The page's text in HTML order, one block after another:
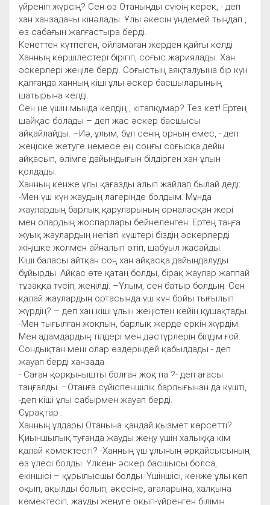
үйреніп жүрсің? Сен өз Отаныңды сүюің керек, - деп
хан ханзаданы кінәлады. Ұлы әкесін үндемей тыңдап ,
өз сабағын жалғастыра берді.
Кенеттен күтпеген, ойламаған жерден қайғы келді
Ханның көршілестері бірігіп, соғыс жариялады. Хан
әскерлері жеңіле берді. Соғыстың аяқталуына бір күн
қалғанда ханның кіші ұлы әскер басшыларының
шатырына келді.
Сен не үшін мында келдің , кітапқұмар? Тез кет! Ертең
шайқас болады – деп жас әскер басшысы
айқайлайды. –Иә, ұлым, бұл сенің орның емес, - деп
жеңіске жетуге немесе ең соңғы соғысқа дейін
айқасып, өлімге дайындығын білдірген хан ұлын
қолдады.
Ханның кенже ұлы қағазды алып жайлап былай деді:
-Мен үш күн жаудың лагерінде болдым. Мұнда
жаулардың барлық қаруларының орналасқан жері
мен олардың жоспарлары бейнеленген. Ертең таңға
жуық жаулардың негізгі күштері біздің әскерлерді
жіңішке жолмен айналып өтіп, шабуыл жасайды.
Кіші баласы айтқан соң хан айқасқа дайындалуды
бұйырды. Айқас өте қатаң болды, бірақ жаулар жаппай
тұзаққа түсіп, жеңілді. –Ұлым, сен батыр болдың. Сен
қалай жаулардың ортасында үш күн бойы тығылып
жүрдің? – деп хан кіші ұлын жеңістен кейін құшақтады.
-Мен тығылған жоқпын, барлық жерде еркін жүрдім.
Мен адамдардың тілдері мен дәстүрлерін білдім ғой.
Сондықтан мені олар өздеріндей қабылдады - деп
жауап берді ханзада.
- Саған қорқынышты болған жоқ па ?- деп ағасы
таңғалды. –Отанға сүйіспеншілік барлығынан да күшті,
-деп кіші ұлы сабырмен жауап берді.
Сұрақтар :
Ханның ұлдары Отанына қандай қызмет көрсетті?
Қиыншылық туғанда жауды жеңу үшін халыққа кім
қалай көмектесті? -Ханның үш ұлының әрқайсысының
өз үлесі болды. Үлкені- әскер басшысы болса,
екіншісі – құрылысшы болды. Үшіншісі, кенже ұлы көп
оқып, ақылды болып, әкесіне, ағаларына, халқына
көмектесіп, жауды жеңуге оқып-үйренген білімін